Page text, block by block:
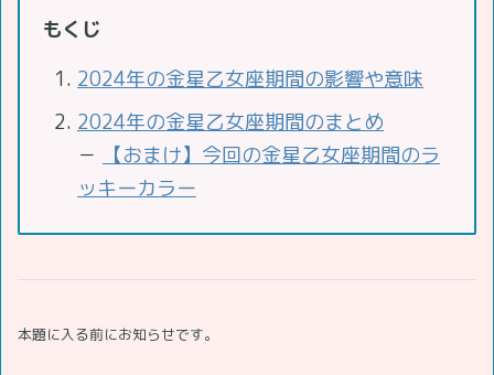
もくじ
2024年の金星乙女座期間の影響や意味
2024年の金星乙女座期間のまとめ
－
【おまけ】今回の金星乙女座期間のラ
ッキーカラー
本題に入る前にお知らせです。